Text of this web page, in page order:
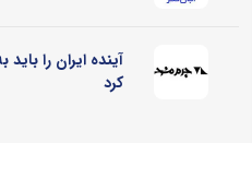
آینده ایران را
کرد